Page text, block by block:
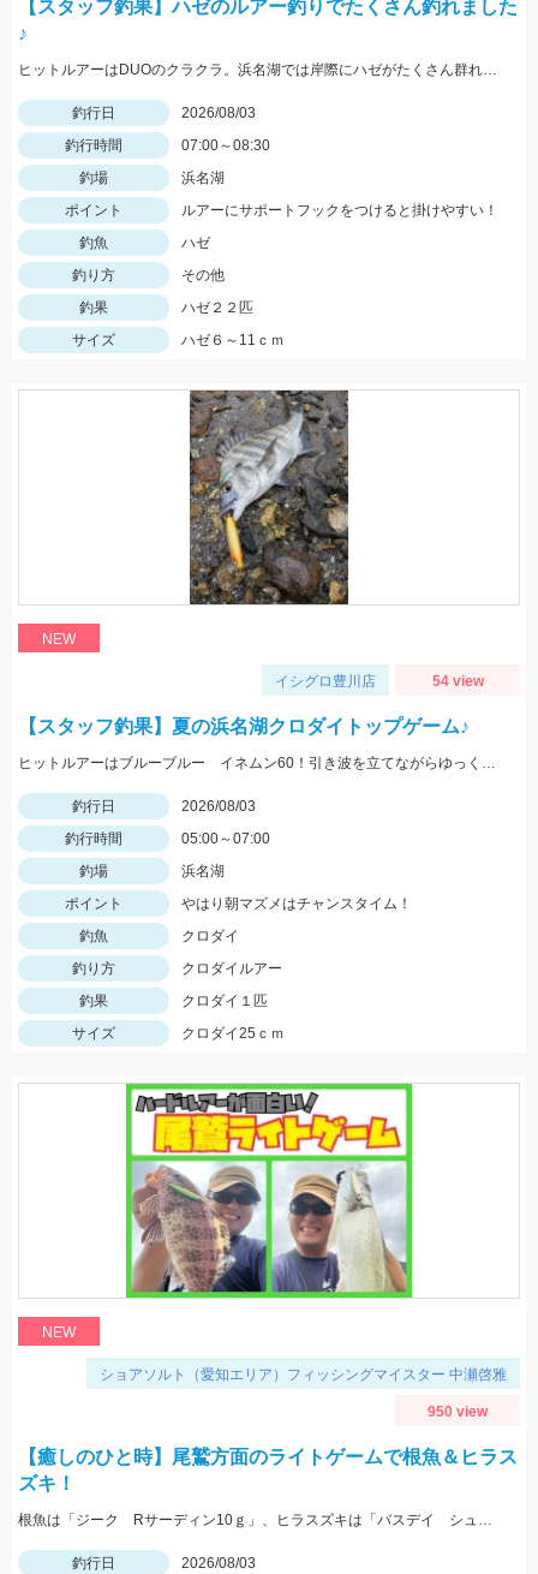
【スタッフ釣果】ハゼのルアー釣りでたくさん釣れました
♪
ヒットルアーはDUOのクラクラ。浜名湖では岸際にハゼがたくさん群れているのが見えます。ハゼ用のルアーを底に当てながらゆっくり巻くだけ！ハゼがたくさんアタックしてきて面白いです。
釣行日
2026/08/03
釣行時間
07:00～08:30
釣場
浜名湖
ポイント
ルアーにサポートフックをつけると掛けやすい！
釣魚
ハゼ
釣り方
その他
釣果
ハゼ２２匹
サイズ
ハゼ６～11ｃｍ
NEW
イシグロ豊川店 54 view
【スタッフ釣果】夏の浜名湖クロダイトップゲーム♪
ヒットルアーはブルーブルー イネムン60！引き波を立てながらゆっくり水面をタダ巻き。単発でしたがバシュッと気持ちよくバイトが出ました☆
釣行日
2026/08/03
釣行時間
05:00～07:00
釣場
浜名湖
ポイント
やはり朝マズメはチャンスタイム！
釣魚
クロダイ
釣り方
クロダイルアー
釣果
クロダイ１匹
サイズ
クロダイ25ｃｍ
NEW
ショアソルト（愛知エリア）フィッシングマイスター 中瀬啓雅
950 view
【癒しのひと時】尾鷲方面のライトゲームで根魚＆ヒラス
ズキ！
根魚は「ジーク Rサーディン10ｇ」、ヒラスズキは「バスデイ シュガペン70Ｆ」が好調！
釣行日
2026/08/03